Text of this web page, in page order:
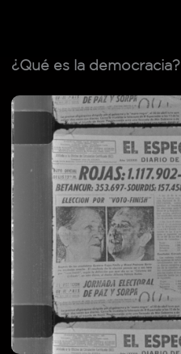
¿Qué es la democracia?